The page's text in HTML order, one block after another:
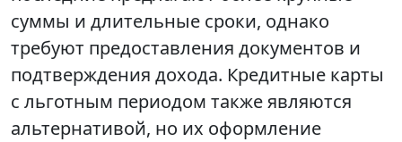
суммы и длительные сроки, однако
требуют предоставления документов и
подтверждения дохода. Кредитные карты
с льготным периодом также являются
альтернативой, но их оформление